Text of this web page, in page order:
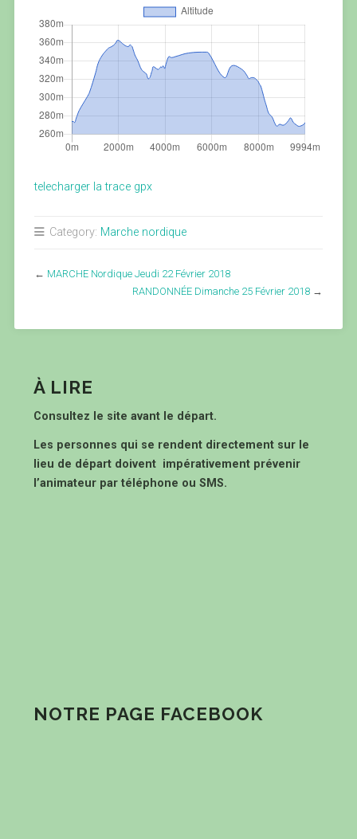
telecharger la trace gpx
Category: Marche nordique
← MARCHE Nordique Jeudi 22 Février 2018
RANDONNÉE Dimanche 25 Février 2018 →
À LIRE
Consultez le site avant le départ.
Les personnes qui se rendent directement sur le
lieu de départ doivent impérativement prévenir
l’animateur par téléphone ou SMS.
NOTRE PAGE FACEBOOK